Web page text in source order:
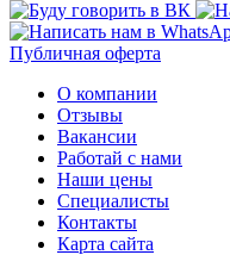
Публичная оферта
О компании
Отзывы
Вакансии
Работай с нами
Наши цены
Специалисты
Контакты
Карта сайта